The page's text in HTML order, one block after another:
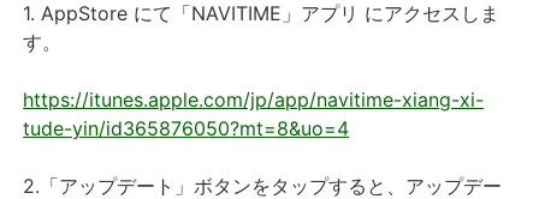
1. AppStore にて「NAVITIME」アプリ にアクセスしま
す。
https://itunes.apple.com/jp/app/navitime-xiang-xi-
tude-yin/id365876050?mt=8&uo=4
2.「アップデート」ボタンをタップすると、アップデー